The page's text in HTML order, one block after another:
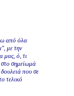
από όλα
με την
μας, ό, τι
στο σημείωμά
που σε
τελικό